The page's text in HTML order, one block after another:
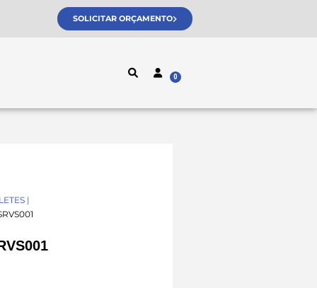
SOLICITAR ORÇAMENTO
|